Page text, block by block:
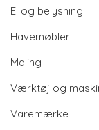
El og belysning
Havemøbler
Maling
Værktøj og
Varemærke